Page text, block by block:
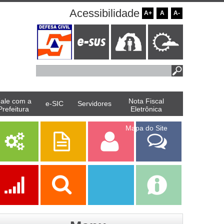
Acessibilidade A+ A A-
com a
e-SIC Servidores
Nota Fiscal
Eletrônica
Mapa do Site
Serviços Publicações Servidor
Fale Com a
Prefeitura